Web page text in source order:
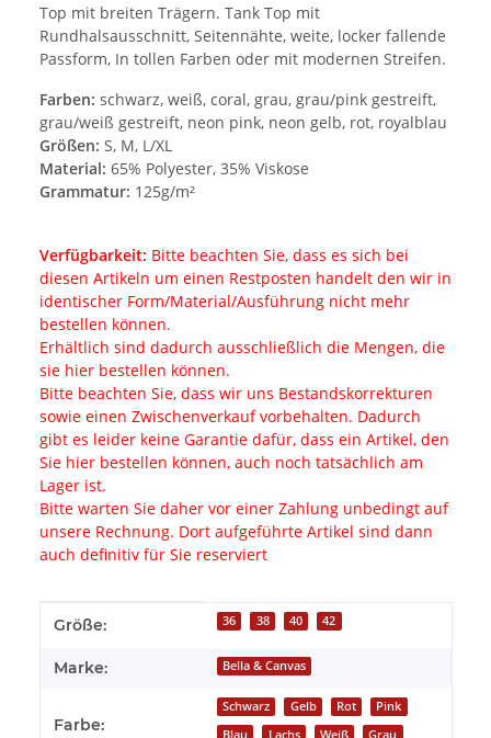
Top mit breiten Trägern. Tank Top mit
Rundhalsausschnitt, Seitennähte, weite, locker fallende
Passform, In tollen Farben oder mit modernen Streifen.
Farben: schwarz, weiß, coral, grau, grau/pink gestreift,
grau/weiß gestreift, neon pink, neon gelb, rot, royalblau
Größen: S, M, L/XL
Material: 65% Polyester, 35% Viskose
Grammatur: 125g/m²
Verfügbarkeit: Bitte beachten Sie, dass es sich bei
diesen Artikeln um einen Restposten handelt den wir in
identischer Form/Material/Ausführung nicht mehr
bestellen können.
Erhältlich sind dadurch ausschließlich die Mengen, die
sie hier bestellen können.
Bitte beachten Sie, dass wir uns Bestandskorrekturen
sowie einen Zwischenverkauf vorbehalten. Dadurch
gibt es leider keine Garantie dafür, dass ein Artikel, den
Sie hier bestellen können, auch noch tatsächlich am
Lager ist.
Bitte warten Sie daher vor einer Zahlung unbedingt auf
unsere Rechnung. Dort aufgeführte Artikel sind dann
auch definitiv für Sie reserviert
Produkteigenschaft
Wert
Größe: 36 38 40 42
Marke: Bella & Canvas
Farbe:
Schwarz Gelb Rot
Pink
Blau
Lachs Weiß Grau